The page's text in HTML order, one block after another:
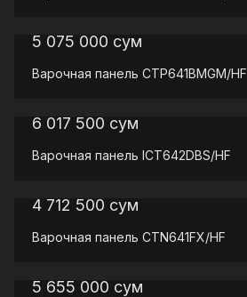
5 075 000 сум
Варочная панель CTP641BMGM/HF
6 017 500 сум
Варочная панель ICT642DBS/HF
4 712 500 сум
Варочная панель CTN641FX/HF
5 655 000 сум